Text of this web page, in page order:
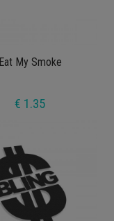
Eat My Smoke
€ 1.35